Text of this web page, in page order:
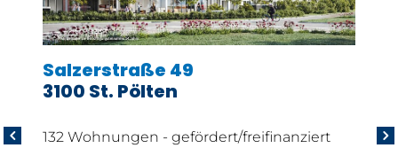
Salzerstraße 49
3100 St. Pölten
132 Wohnungen - gefördert/freifinanziert